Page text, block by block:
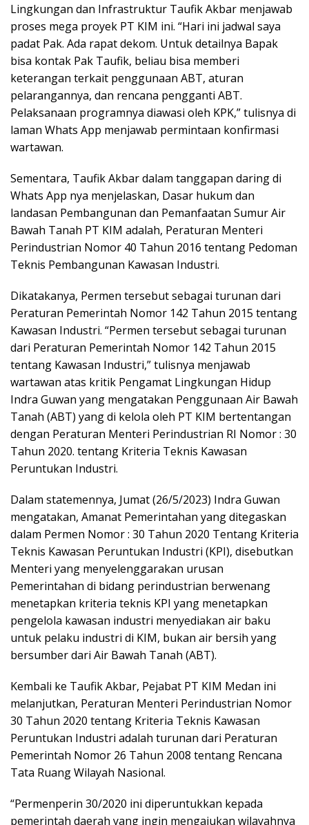
Lingkungan dan Infrastruktur Taufik Akbar menjawab
proses mega proyek PT KIM ini. “Hari ini jadwal saya
padat Pak. Ada rapat dekom. Untuk detailnya Bapak
bisa kontak Pak Taufik, beliau bisa memberi
keterangan terkait penggunaan ABT, aturan
pelarangannya, dan rencana pengganti ABT.
Pelaksanaan programnya diawasi oleh KPK,” tulisnya di
laman Whats App menjawab permintaan konfirmasi
wartawan.
Sementara, Taufik Akbar dalam tanggapan daring di
Whats App nya menjelaskan, Dasar hukum dan
landasan Pembangunan dan Pemanfaatan Sumur Air
Bawah Tanah PT KIM adalah, Peraturan Menteri
Perindustrian Nomor 40 Tahun 2016 tentang Pedoman
Teknis Pembangunan Kawasan Industri.
Dikatakanya, Permen tersebut sebagai turunan dari
Peraturan Pemerintah Nomor 142 Tahun 2015 tentang
Kawasan Industri. “Permen tersebut sebagai turunan
dari Peraturan Pemerintah Nomor 142 Tahun 2015
tentang Kawasan Industri,” tulisnya menjawab
wartawan atas kritik Pengamat Lingkungan Hidup
Indra Guwan yang mengatakan Penggunaan Air Bawah
Tanah (ABT) yang di kelola oleh PT KIM bertentangan
dengan Peraturan Menteri Perindustrian RI Nomor : 30
Tahun 2020. tentang Kriteria Teknis Kawasan
Peruntukan Industri.
Dalam statemennya, Jumat (26/5/2023) Indra Guwan
mengatakan, Amanat Pemerintahan yang ditegaskan
dalam Permen Nomor : 30 Tahun 2020 Tentang Kriteria
Teknis Kawasan Peruntukan Industri (KPI), disebutkan
Menteri yang menyelenggarakan urusan
Pemerintahan di bidang perindustrian berwenang
menetapkan kriteria teknis KPI yang menetapkan
pengelola kawasan industri menyediakan air baku
untuk pelaku industri di KIM, bukan air bersih yang
bersumber dari Air Bawah Tanah (ABT).
Kembali ke Taufik Akbar, Pejabat PT KIM Medan ini
melanjutkan, Peraturan Menteri Perindustrian Nomor
30 Tahun 2020 tentang Kriteria Teknis Kawasan
Peruntukan Industri adalah turunan dari Peraturan
Pemerintah Nomor 26 Tahun 2008 tentang Rencana
Tata Ruang Wilayah Nasional.
“Permenperin 30/2020 ini diperuntukkan kepada
pemerintah daerah yang ingin mengajukan wilayahnya